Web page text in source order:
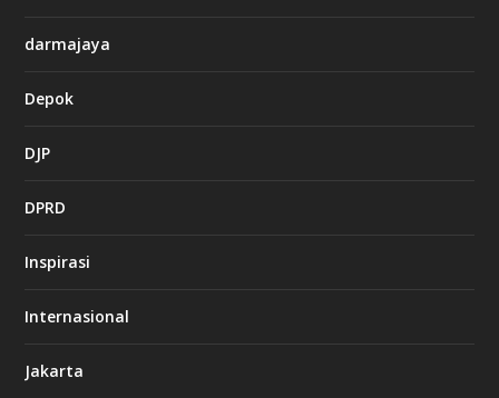
darmajaya
Depok
DJP
DPRD
Inspirasi
Internasional
Jakarta